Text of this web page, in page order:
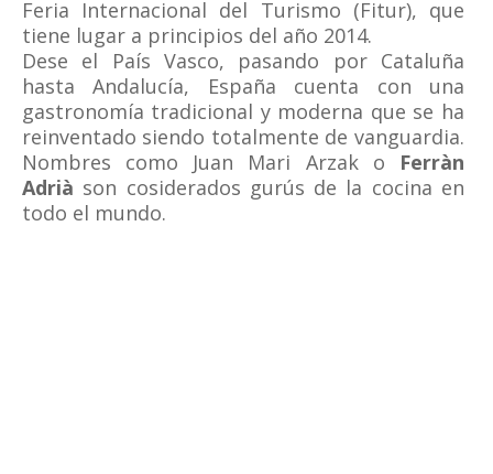
Feria Internacional del Turismo (Fitur), que
tiene lugar a principios del año 2014.
Dese el País Vasco, pasando por Cataluña
hasta Andalucía, España cuenta con una
gastronomía tradicional y moderna que se ha
reinventado siendo totalmente de vanguardia.
Nombres como Juan Mari Arzak o Ferràn
Adrià son cosiderados gurús de la cocina en
todo el mundo.